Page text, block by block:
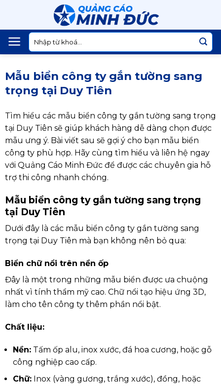
content
Tìm
kiếm:
Mẫu biển công ty gắn tường sang
trọng tại Duy Tiên
Tìm hiểu các mẫu biển công ty gắn tường sang trọng
tại Duy Tiên sẽ giúp khách hàng dễ dàng chọn được
mẫu ưng ý. Bài viết sau sẽ gợi ý cho bạn mẫu biển
công ty phù hợp. Hãy cùng tìm hiểu và liên hệ ngay
với Quảng Cáo Minh Đức để được các chuyên gia hỗ
trợ thi công nhanh chóng.
Mẫu biển công ty gắn tường sang trọng
tại Duy Tiên
Dưới đây là các mẫu biển công ty gắn tường sang
trọng tại Duy Tiên mà bạn không nên bỏ qua:
Biển chữ nổi trên nền ốp
Đây là một trong những mẫu biển được ưa chuộng
nhất vì tính thẩm mỹ cao. Chữ nổi tạo hiệu ứng 3D,
làm cho tên công ty thêm phần nổi bật.
Chất liệu:
Nền:Tấm ốp alu, inox xước, đá hoa cương, hoặc gỗ
công nghiệp cao cấp.
Chữ:Inox (vàng gương, trắng xước), đồng, hoặc